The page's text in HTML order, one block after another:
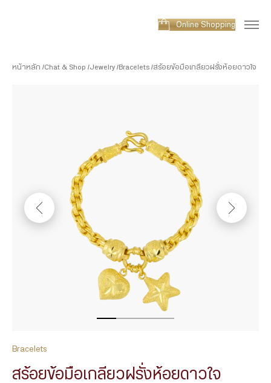
Online Shopping
หน้าหลัก Chat & Shop Jewelry Bracelets สร้อยข้อมือเกลียวฝรั่งห้อยดาวใจ
Bracelets
สร้อยข้อมือเกลียวฝรั่งห้อยดาวใจ